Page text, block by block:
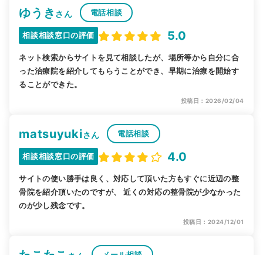
ゆうき さん 電話相談
相談相談窓口の評価 5.0
ネット検索からサイトを見て相談したが、場所等から自分に合
った治療院を紹介してもらうことができ、早期に治療を開始す
ることができた。
投稿日：2026/02/04
matsuyukiさん 電話相談
相談相談窓口の評価 4.0
サイトの使い勝手は良く、対応して頂いた方もすぐに近辺の整
骨院を紹介頂いたのですが、 近くの対応の整骨院が少なかった
のが少し残念です。
投稿日：2024/12/01